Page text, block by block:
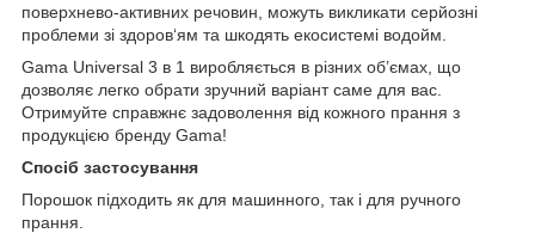
поверхнево-активних речовин, можуть викликати серйозні
проблеми зі здоров‘ям та шкодять екосистемі водойм.
Gama Universal 3 в 1 виробляється в різних об’ємах, що
дозволяє легко обрати зручний варіант саме для вас.
Отримуйте справжнє задоволення від кожного прання з
продукцією бренду Gama!
Спосіб застосування
Порошок підходить як для машинного, так і для ручного
прання.